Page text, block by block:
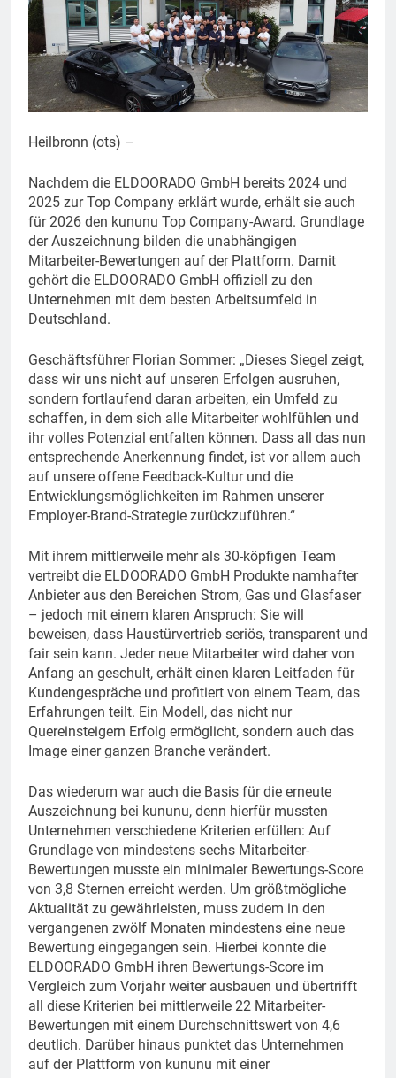
Heilbronn (ots) –
Nachdem die ELDOORADO GmbH bereits 2024 und
2025 zur Top Company erklärt wurde, erhält sie auch
für 2026 den kununu Top Company-Award. Grundlage
der Auszeichnung bilden die unabhängigen
Mitarbeiter-Bewertungen auf der Plattform. Damit
gehört die ELDOORADO GmbH offiziell zu den
Unternehmen mit dem besten Arbeitsumfeld in
Deutschland.
Geschäftsführer Florian Sommer: „Dieses Siegel zeigt,
dass wir uns nicht auf unseren Erfolgen ausruhen,
sondern fortlaufend daran arbeiten, ein Umfeld zu
schaffen, in dem sich alle Mitarbeiter wohlfühlen und
ihr volles Potenzial entfalten können. Dass all das nun
entsprechende Anerkennung findet, ist vor allem auch
auf unsere offene Feedback-Kultur und die
Entwicklungsmöglichkeiten im Rahmen unserer
Employer-Brand-Strategie zurückzuführen.“
Mit ihrem mittlerweile mehr als 30-köpfigen Team
vertreibt die ELDOORADO GmbH Produkte namhafter
Anbieter aus den Bereichen Strom, Gas und Glasfaser
– jedoch mit einem klaren Anspruch: Sie will
beweisen, dass Haustürvertrieb seriös, transparent und
fair sein kann. Jeder neue Mitarbeiter wird daher von
Anfang an geschult, erhält einen klaren Leitfaden für
Kundengespräche und profitiert von einem Team, das
Erfahrungen teilt. Ein Modell, das nicht nur
Quereinsteigern Erfolg ermöglicht, sondern auch das
Image einer ganzen Branche verändert.
Das wiederum war auch die Basis für die erneute
Auszeichnung bei kununu, denn hierfür mussten
Unternehmen verschiedene Kriterien erfüllen: Auf
Grundlage von mindestens sechs Mitarbeiter-
Bewertungen musste ein minimaler Bewertungs-Score
von 3,8 Sternen erreicht werden. Um größtmögliche
Aktualität zu gewährleisten, muss zudem in den
vergangenen zwölf Monaten mindestens eine neue
Bewertung eingegangen sein. Hierbei konnte die
ELDOORADO GmbH ihren Bewertungs-Score im
Vergleich zum Vorjahr weiter ausbauen und übertrifft
all diese Kriterien bei mittlerweile 22 Mitarbeiter-
Bewertungen mit einem Durchschnittswert von 4,6
deutlich. Darüber hinaus punktet das Unternehmen
auf der Plattform von kununu mit einer